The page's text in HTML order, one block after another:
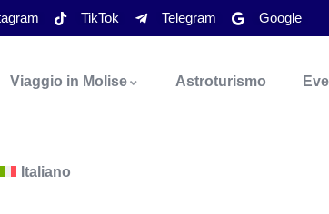
TikTok Telegram Google
Viaggio in Molise Astroturismo
Italiano